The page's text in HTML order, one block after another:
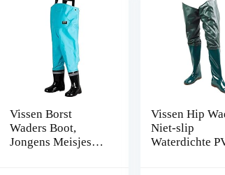
Vissen Borst
Waders Boot,
Jongens Meisjes
Vissen Hip
Niet-slip
Waterdichte